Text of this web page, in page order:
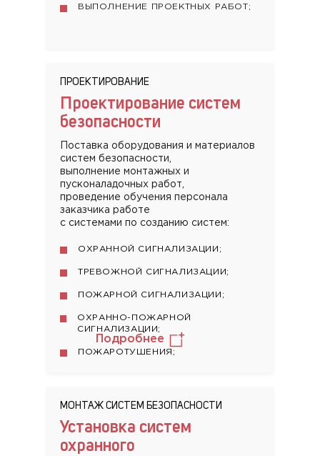
ВЫПОЛНЕНИЕ ПРОЕКТНЫХ РАБОТ;
ПРОЕКТИРОВАНИЕ
Проектирование систем
безопасности
Поставка оборудования и материалов
систем безопасности,
выполнение монтажных и
пусконаладочных работ,
проведение обучения персонала
заказчика работе
с системами по созданию систем:
ОХРАННОЙ СИГНАЛИЗАЦИИ;
ТРЕВОЖНОЙ СИГНАЛИЗАЦИИ;
ПОЖАРНОЙ СИГНАЛИЗАЦИИ;
ОХРАННО-ПОЖАРНОЙ
СИГНАЛИЗАЦИИ;
ПОЖАРОТУШЕНИЯ;
Подробнее
МОНТАЖ СИСТЕМ БЕЗОПАСНОСТИ
Установка систем
охранного